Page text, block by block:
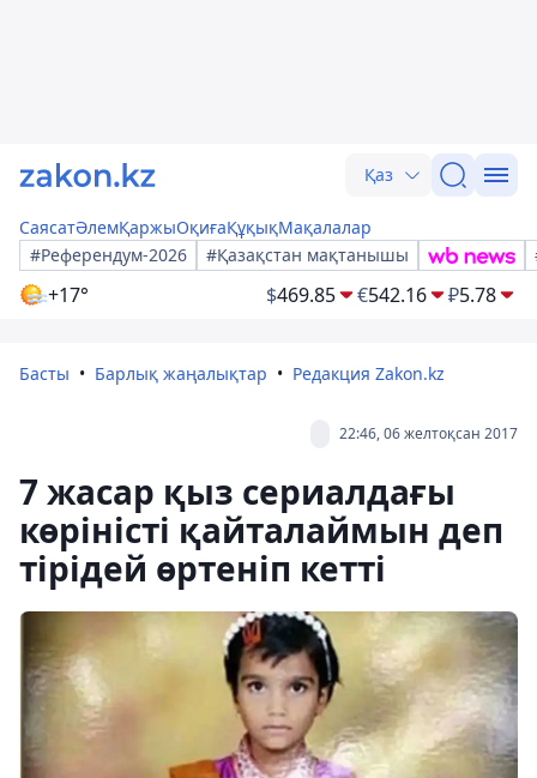
Қаз
СаясатӘлемҚаржыОқиғаҚұқықМақалалар
#Референдум-2026
#Қазақстан мақтанышы
+17° $469.85 €542.16 ₽5.78
Басты Барлық жаңалықтар Редакция Zakon.kz
22:46, 06 желтоқсан 2017
7 жасар қыз сериалдағы
көріністі қайталаймын деп
тірідей өртеніп кетті